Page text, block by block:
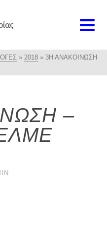
» 2018 » 3Η ΑΝΑΚΟΙΝΩΣΗ
–